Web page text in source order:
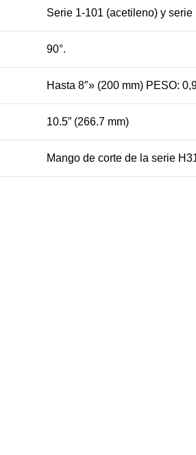
Serie 1-101 (acetileno) y
90°.
Hasta 8″» (200 mm) PESO:
10.5” (266.7 mm)
Mango de corte de la serie